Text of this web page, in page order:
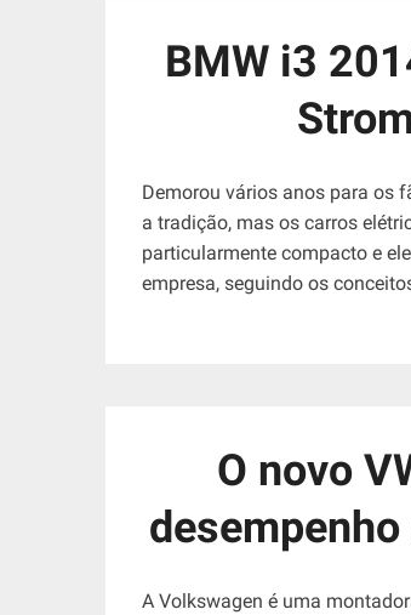
BMW i3
Demorou vários anos para os
a tradição, mas os carros
particularmente compacto e
empresa, seguindo os
O novo
A Volkswagen é uma